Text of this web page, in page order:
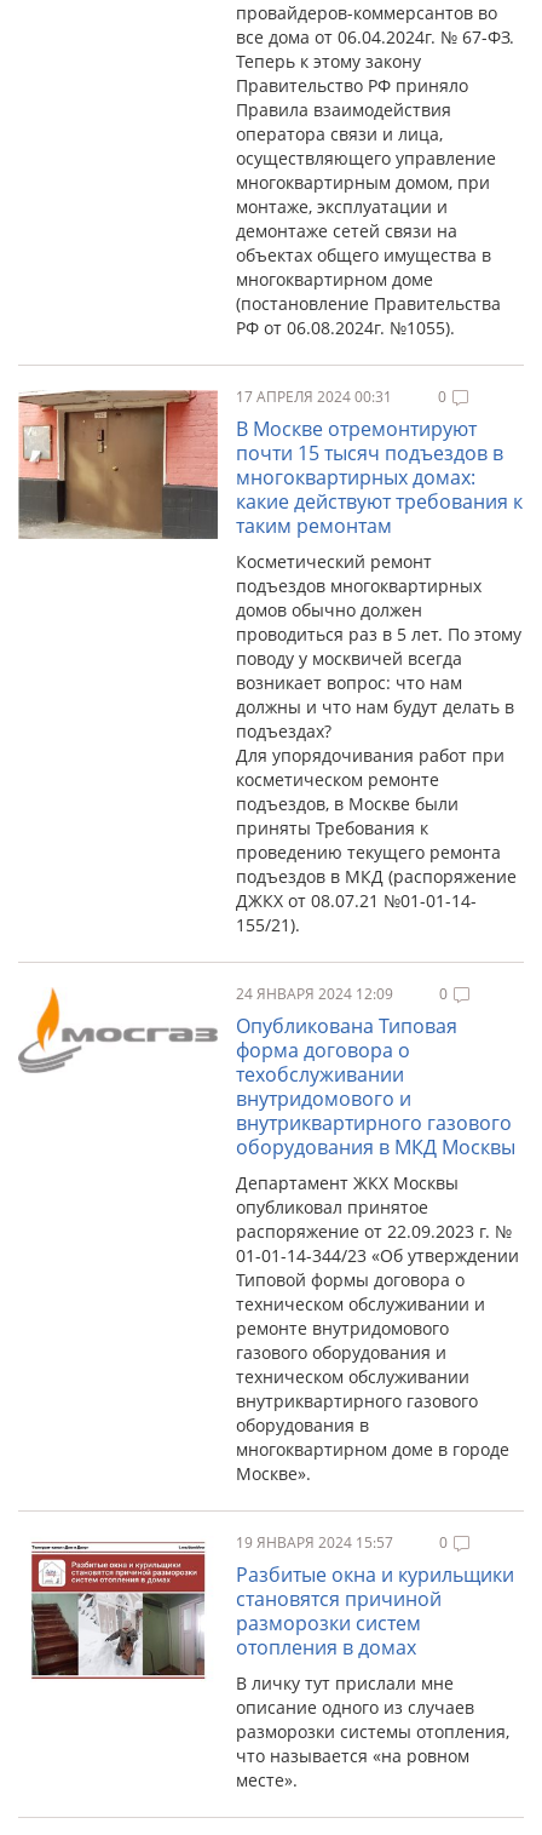
провайдеров-коммерсантов во
все дома от 06.04.2024г. № 67-ФЗ.
Теперь к этому закону
Правительство РФ приняло
Правила взаимодействия
оператора связи и лица,
осуществляющего управление
многоквартирным домом, при
монтаже, эксплуатации и
демонтаже сетей связи на
объектах общего имущества в
многоквартирном доме
(постановление Правительства
РФ от 06.08.2024г. №1055).
17 АПРЕЛЯ 2024 00:31 0
В Москве отремонтируют
почти 15 тысяч подъездов в
многоквартирных домах:
какие действуют требования к
таким ремонтам
Косметический ремонт
подъездов многоквартирных
домов обычно должен
проводиться раз в 5 лет. По этому
поводу у москвичей всегда
возникает вопрос: что нам
должны и что нам будут делать в
подъездах?
Для упорядочивания работ при
косметическом ремонте
подъездов, в Москве были
приняты Требования к
проведению текущего ремонта
подъездов в МКД (распоряжение
ДЖКХ от 08.07.21 №01-01-14-
155/21).
24 ЯНВАРЯ 2024 12:09 0
Опубликована Типовая
форма договора о
техобслуживании
внутридомового и
внутриквартирного газового
оборудования в МКД Москвы
Департамент ЖКХ Москвы
опубликовал принятое
распоряжение от 22.09.2023 г. №
01-01-14-344/23 «Об утверждении
Типовой формы договора о
техническом обслуживании и
ремонте внутридомового
газового оборудования и
техническом обслуживании
внутриквартирного газового
оборудования в
многоквартирном доме в городе
Москве».
19 ЯНВАРЯ 2024 15:57 0
Разбитые окна и курильщики
становятся причиной
разморозки систем
отопления в домах
В личку тут прислали мне
описание одного из случаев
разморозки системы отопления,
что называется «на ровном
месте».